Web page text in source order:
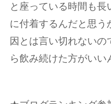
と座っている時間も長
に付着するんだと思う
因とは言い切れないの
ら飲み続けた方がいい